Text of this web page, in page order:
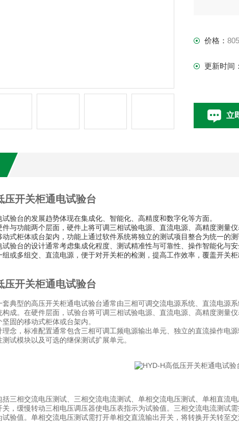
价格：
更新时间：
立
压开关柜通电试验台
验台的发展趋势体现在集成化、智能化、高精度和数字化等方面。
件与功能两个层面，硬件上将可调三相试验电源、直流电源、高精度测量
式柜体或台架内，功能上通过软件系统将独立的测试项目整合为统一的测
验台的设计通常考虑集成化程度、测试精准性与可靠性、操作智能化与
组或多组交、直流电源，便于对开关柜的检测，提高工作效率，覆盖开关
压开关柜通电试验台
套典型的高压开关柜通电试验台通常由三相可调交流电源系统、直流电源
成。在硬件层面，试验台将可调三相试验电源、直流电源、高精度测量
固的移动式柜体或台架内。
理念，标准配置通常包含三相可调工频电源输出单元、独立的直流操作电
试模块以及可选的继保测试扩展单元。
括三相交流电压测试、三相交流电流测试、单相交流电压测试、单相直流
关，缓慢转动三相电压调压器使电压表指示为试验值。三相交流电流测试
验值。单相交流电压测试需打开单相交直流输出开关，将转换开关转至交